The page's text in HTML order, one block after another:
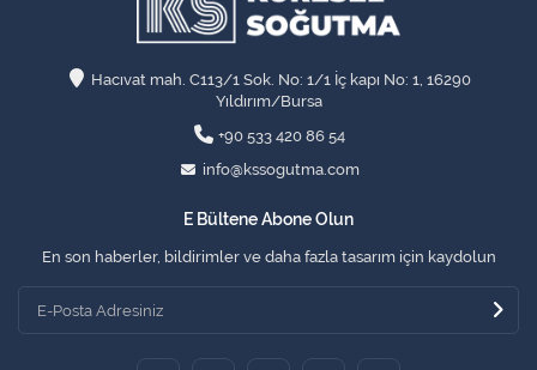
Hacıvat mah. C113/1 Sok. No: 1/1 İç kapı No: 1, 16290
Yıldırım/Bursa
+90 533 420 86 54
info@kssogutma.com
E Bültene Abone Olun
En son haberler, bildirimler ve daha fazla tasarım için kaydolun